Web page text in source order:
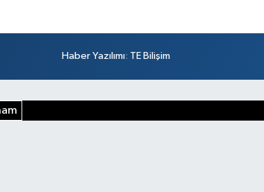
Haber Yazılımı: TE Bilişim